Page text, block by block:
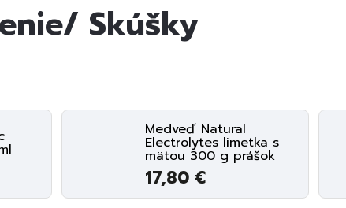
Skúšky
Medveď Natural
Electrolytes limetka s
mätou 300 g prášok
17,80 €